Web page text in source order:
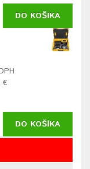
DO KOŠÍKA
€
DO KOŠÍKA